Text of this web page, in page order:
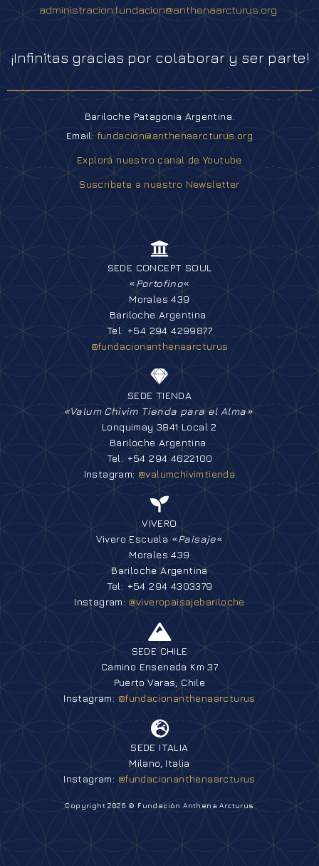
administracion.fundacion@anthenaarcturus.org
¡Infinitas gracias por colaborar y ser parte!
Bariloche Patagonia Argentina.
Email: fundacion@anthenaarcturus.org
Explorá nuestro canal de Youtube
Suscribete a nuestro Newsletter
SEDE CONCEPT SOUL
«Portofino«
Morales 439
Bariloche Argentina
Tel: +54 294 4299877
@fundacionanthenaarcturus
SEDE TIENDA
«Valum Chivim Tienda para el Alma»
Lonquimay 3841 Local 2
Bariloche Argentina
Tel: +54 294 4622100
Instagram: @valumchivimtienda
VIVERO
Vivero Escuela «Paisaje«
Morales 439
Bariloche Argentina
Tel: +54 294 4303379
Instagram: @viveropaisajebariloche
SEDE CHILE
Camino Ensenada Km 37
Puerto Varas, Chile
Instagram: @fundacionanthenaarcturus
SEDE ITALIA
Milano, Italia
Instagram: @fundacionanthenaarcturus
Copyright 2026 © Fundación Anthena Arcturus